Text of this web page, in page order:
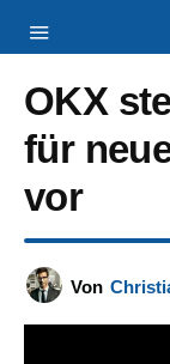
OKX
für
vor
Von